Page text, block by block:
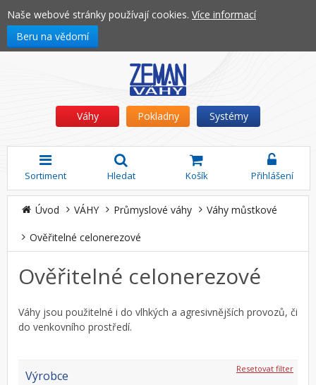
Naše webové stránky používají cookies. Více informací
Beru na vědomí
Váhy Pokladny Systémy
Sortiment Hledat Košík Přihlášení
Úvod VÁHY Průmyslové váhy Váhy můstkové
Ověřitelné celonerezové
Ověřitelné celonerezové
Váhy jsou použitelné i do vlhkých a agresivnějších provozů, či
do venkovního prostředí.
Resetovat filter
Výrobce